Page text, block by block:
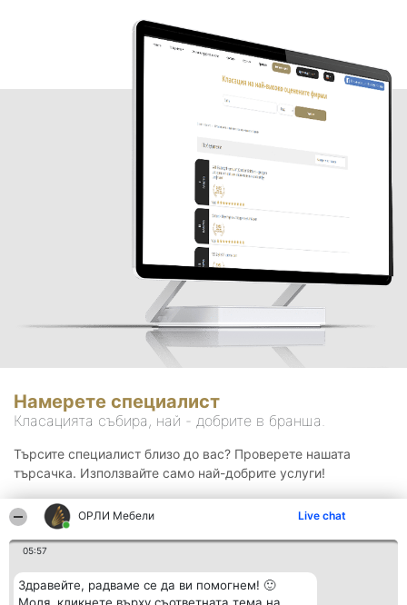
ОРЛИ Мебели Live chat
05:57
Здравейте, радваме се да ви помогнем! 🙂
Намерете специалист
Класацията събира, най - добрите в бранша.
Търсите специалист близо до вас? Проверете нашата
търсачка. Използвайте само най-добрите услуги!